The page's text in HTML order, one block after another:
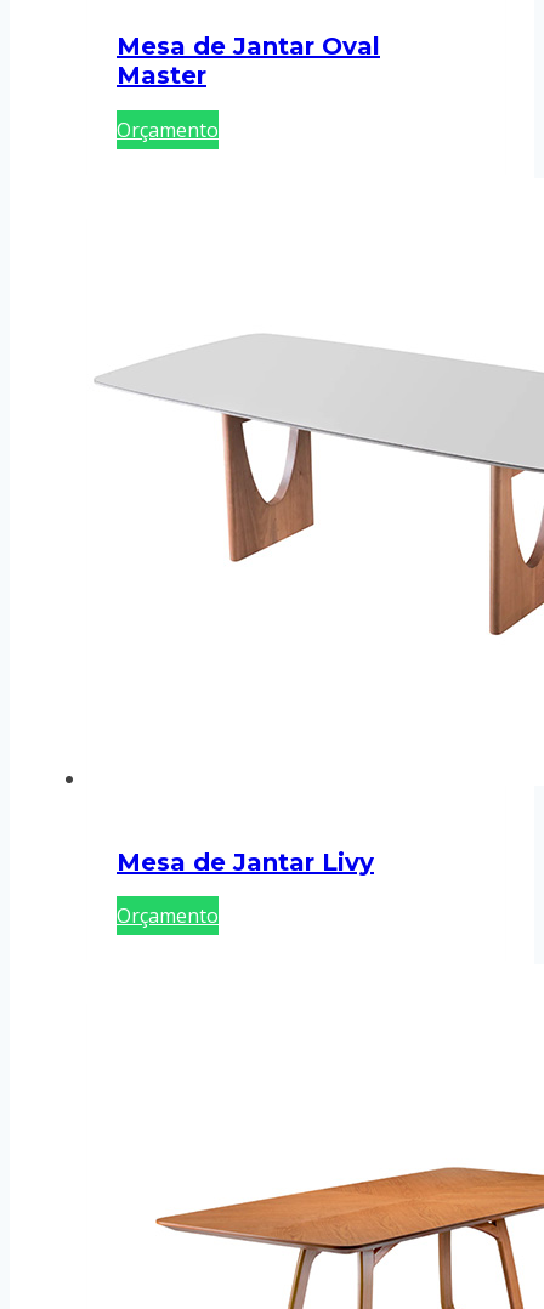
Mesa de Jantar Oval
Master
Orçamento
Mesa de Jantar Livy
Orçamento